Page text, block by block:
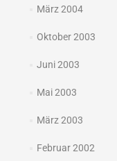
März 2004
Oktober 2003
Juni 2003
Mai 2003
März 2003
Februar 2002